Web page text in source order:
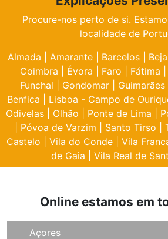
Procure-nos perto de si.
localidade de
Almada
Amarante Barcelos Beja
Coimbra
Évora Faro Fátima
Funchal
Gondomar Guimarães
Benfica
Lisboa - Campo de
Odivelas
Olhão Ponte de Lima
Póvoa de Varzim Santo Tirso
Castelo
Vila do Conde Vila
de Gaia
Vila Real de
Online estamos em
Açores